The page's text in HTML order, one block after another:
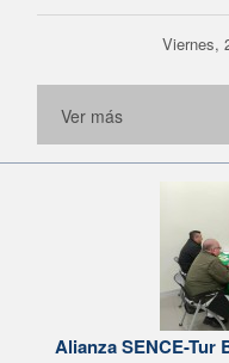
Viernes,
Ver más
Alianza SENCE-Tur